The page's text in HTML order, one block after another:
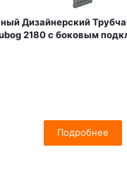
Дизайнерский
2180 с боковым
Подробнее